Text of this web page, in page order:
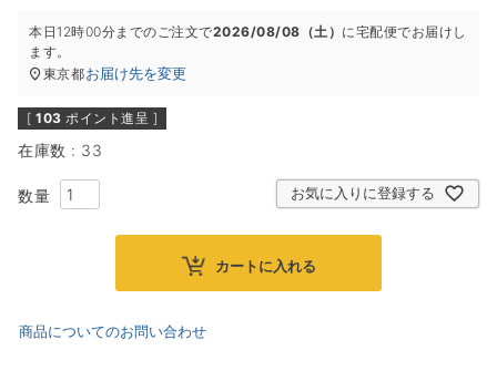
本日 12時00分までのご注文で2026/08/08（土） に宅配便でお届けし
ます。
東京都お届け先を変更
[ 103 ポイント進呈 ]
在庫数 33
お気に入りに登録する
カートに入れる
商品についてのお問い合わせ